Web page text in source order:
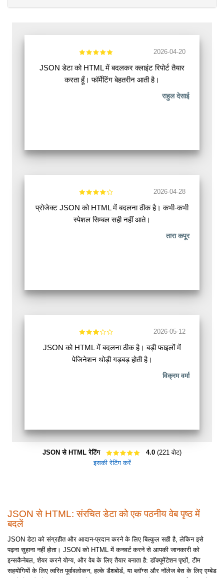
2026-04-20
JSON डेटा को HTML में बदलकर क्लाइंट रिपोर्ट तैयार
करता हूँ। फॉर्मेटिंग बेहतरीन आती है।
राहुल देसाई
2026-04-28
प्रोजेक्ट JSON को HTML में बदलना ठीक है। कभी-कभी
स्पेशल सिम्बल सही नहीं आते।
तारा कपूर
2026-05-12
JSON को HTML में बदलना ठीक है। बड़ी फाइलों में
पेजिनेशन थोड़ी गड़बड़ होती है।
विक्रम वर्मा
JSON से HTML रेटिंग 4.0 (221 वोट)
इसकी रेटिंग करें
JSON से HTML: संरचित डेटा को एक पठनीय वेब पृष्ठ में
बदलें
JSON डेटा को संग्रहीत और आदान-प्रदान करने के लिए बिल्कुल सही है, लेकिन इसे
पढ़ना सुहाना नहीं होता। JSON को HTML में कनवर्ट करने से आपकी जानकारी को
इन्सकैनेबल, शेयर करने योग्य, और वेब के लिए तैयार बनाता है: डॉक्यूमेंटेशन पृष्ठों, टीम
सहयोगियों के लिए त्वरित पूर्वावलोकन, हल्के डैशबोर्ड, या ब्लॉग्स और नॉलेज बेस के लिए एम्बेड